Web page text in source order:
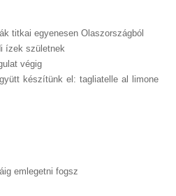
titkai egyenesen Olaszországból
ízek születnek
végig
készítünk el: tagliatelle al limone
emlegetni fogsz